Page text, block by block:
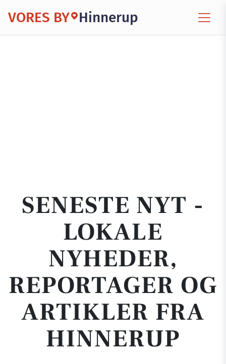
VORES BY Hinnerup
SENESTE NYT -
LOKALE
NYHEDER,
REPORTAGER OG
ARTIKLER FRA
HINNERUP